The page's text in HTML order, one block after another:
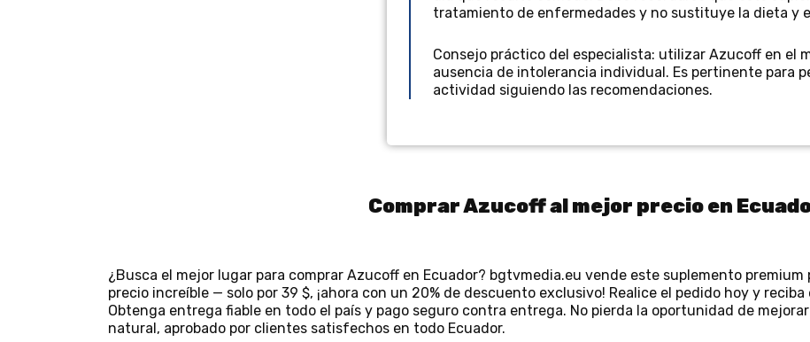
tratamiento de enfermedades y no sustituye la dieta y
Consejo práctico del especialista: utilizar Azucoff en el
ausencia de intolerancia individual. Es pertinente para
actividad siguiendo las recomendaciones.
Comprar Azucoff al mejor precio en
¿Busca el mejor lugar para comprar Azucoff en Ecuador? bgtvmedia.eu vende este suplemento
precio increíble — solo por 39 $, ¡ahora con un 20% de descuento exclusivo! Realice el pedido hoy y
Obtenga entrega fiable en todo el país y pago seguro contra entrega. No pierda la oportunidad de
natural, aprobado por clientes satisfechos en todo Ecuador.